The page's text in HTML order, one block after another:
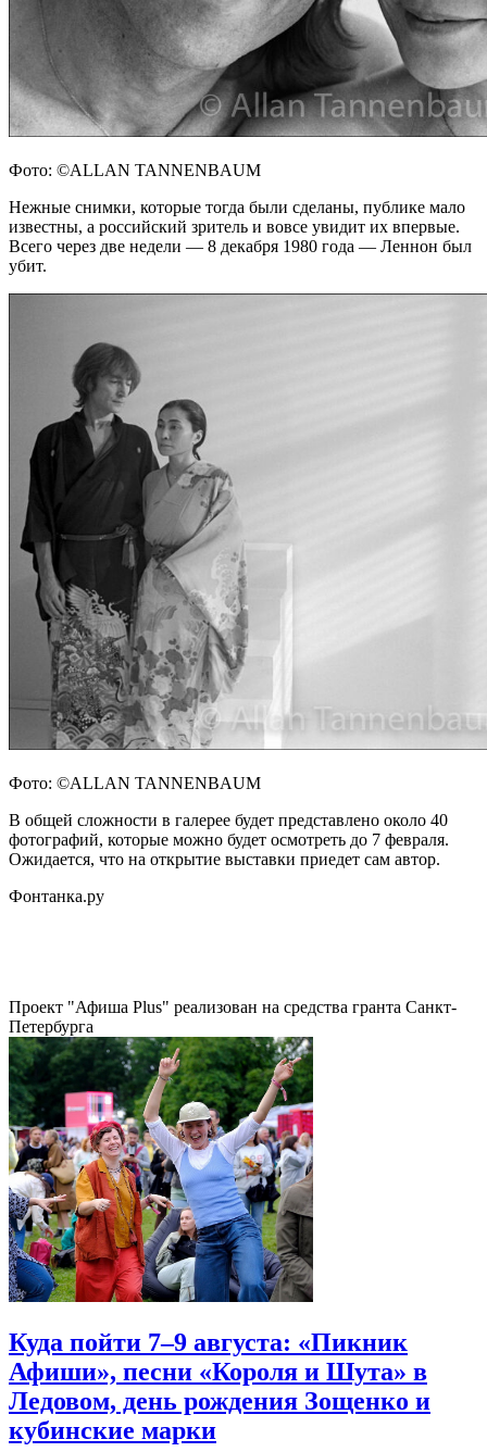
Фото: ©ALLAN TANNENBAUM
Нежные снимки, которые тогда были сделаны, публике мало
известны, а российский зритель и вовсе увидит их впервые.
Всего через две недели — 8 декабря 1980 года — Леннон был
убит.
Фото: ©ALLAN TANNENBAUM
В общей сложности в галерее будет представлено около 40
фотографий, которые можно будет осмотреть до 7 февраля.
Ожидается, что на открытие выставки приедет сам автор.
Фонтанка.ру
Проект "Афиша Plus" реализован на средства гранта Санкт-
Петербурга
Куда пойти 7–9 августа: «Пикник
Афиши», песни «Короля и Шута» в
Ледовом, день рождения Зощенко и
кубинские марки